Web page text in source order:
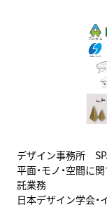
デザイン事務所
平面・モノ・空間に
託業務
日本デザイン学会